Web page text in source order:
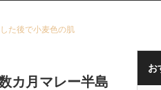
た後で小麦色の肌
カ月マレー半島
お